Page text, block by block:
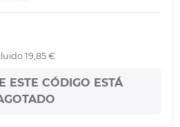
19,85 €
ESTE CÓDIGO ESTÁ